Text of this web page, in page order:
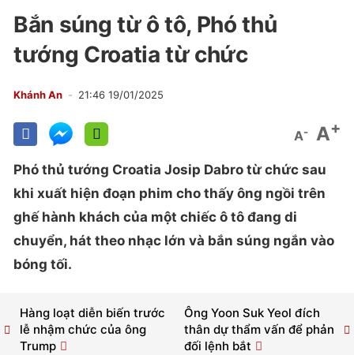
Bắn súng từ ô tô, Phó thủ
tướng Croatia từ chức
Khánh An 21:46 19/01/2025
A- A+
Phó thủ tướng Croatia Josip Dabro từ chức sau
khi xuất hiện đoạn phim cho thấy ông ngồi trên
ghế hành khách của một chiếc ô tô đang di
chuyển, hát theo nhạc lớn và bắn súng ngắn vào
bóng tối.
Ông Yoon Suk Yeol đích
thân dự thẩm vấn để phản
đối lệnh bắt
Hàng loạt diễn biến trước
lễ nhậm chức của ông
Trump